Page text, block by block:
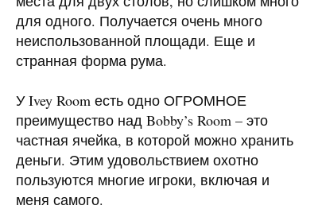
для одного. Получается очень много
неиспользованной площади. Еще и
странная форма рума.
У Ivey Room есть одно ОГРОМНОЕ
преимущество над Bobby’s Room – это
частная ячейка, в которой можно хранить
деньги. Этим удовольствием охотно
пользуются многие игроки, включая и
меня самого.